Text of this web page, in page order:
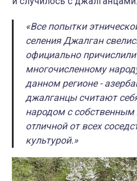
«Все попытки
селения Джалган
официально
многочисленному
данном регионе -
джалганцы считают
народом с
отличной от всех
культурой.»